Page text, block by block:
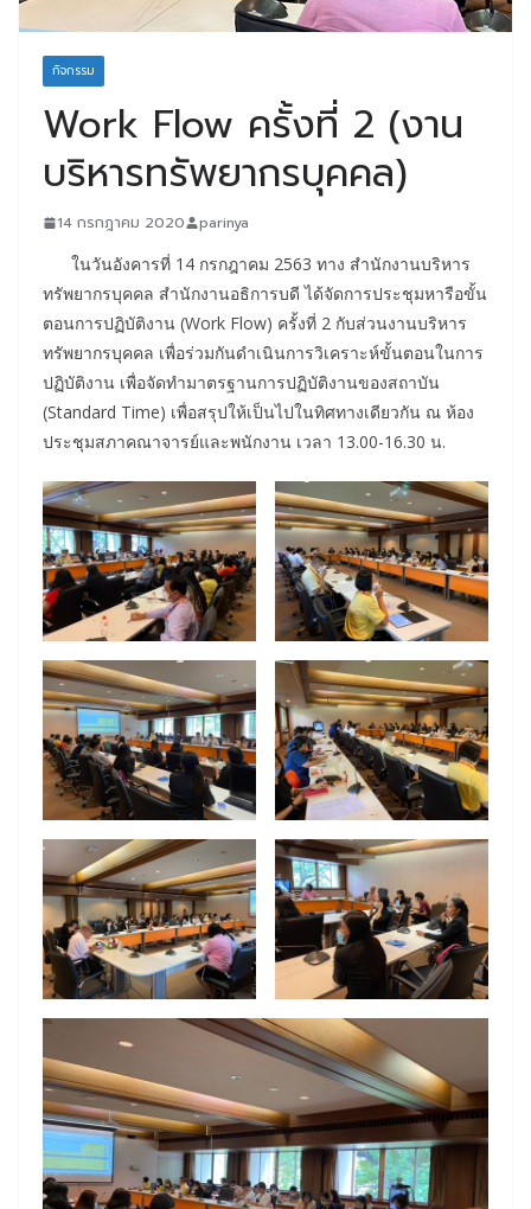
กิจกรรม
Work Flow ครั้งที่ 2 (งาน
บริหารทรัพยากรบุคคล)
14 กรกฎาคม 2020 parinya
ในวันอังคารที่ 14 กรกฎาคม 2563 ทาง สำนักงานบริหาร
ทรัพยากรบุคคล สำนักงานอธิการบดี ได้จัดการประชุมหารือขั้น
ตอนการปฏิบัติงาน (Work Flow) ครั้งที่ 2 กับส่วนงานบริหาร
ทรัพยากรบุคคล เพื่อร่วมกันดำเนินการวิเคราะห์ขั้นตอนในการ
ปฏิบัติงาน เพื่อจัดทำมาตรฐานการปฏิบัติงานของสถาบัน
(Standard Time) เพื่อสรุปให้เป็นไปในทิศทางเดียวกัน ณ ห้อง
ประชุมสภาคณาจารย์และพนักงาน เวลา 13.00-16.30 น.